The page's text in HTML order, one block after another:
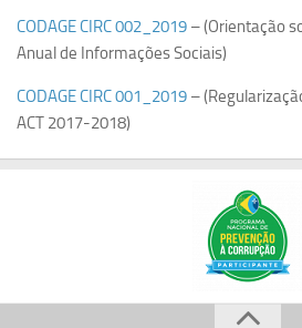
CODAGE CIRC 002_2019 – (Orientação
Anual de Informações Sociais)
CODAGE CIRC 001_2019 –
ACT 2017-2018)